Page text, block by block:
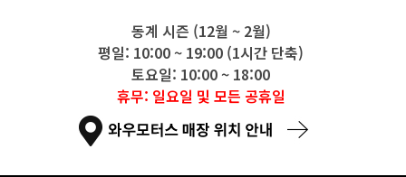
동계 시즌 (12월 ~ 2월)
평일: 10:00 ~ 19:00 (1시간 단축)
토요일: 10:00 ~ 18:00
휴무: 일요일 및 모든 공휴일